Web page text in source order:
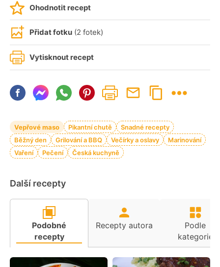
Ohodnotit recept
Přidat fotku (2 fotek)
Vytisknout recept
Vepřové maso Pikantní chutě
Snadné recepty
Běžný den
Grilování a BBQ Večírky a oslavy
Marinování
Vaření
Pečení Česká kuchyně
Další recepty
Podobné
recepty
Recepty autora
Podle
kategorie